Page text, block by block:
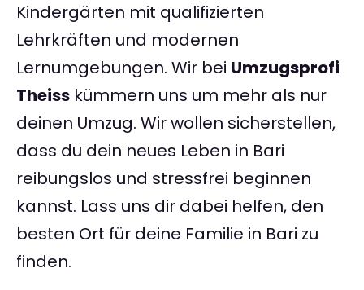
Kindergärten mit qualifizierten
Lehrkräften und modernen
Lernumgebungen. Wir bei Umzugsprofi
Theiss kümmern uns um mehr als nur
deinen Umzug. Wir wollen sicherstellen,
dass du dein neues Leben in Bari
reibungslos und stressfrei beginnen
kannst. Lass uns dir dabei helfen, den
besten Ort für deine Familie in Bari zu
finden.